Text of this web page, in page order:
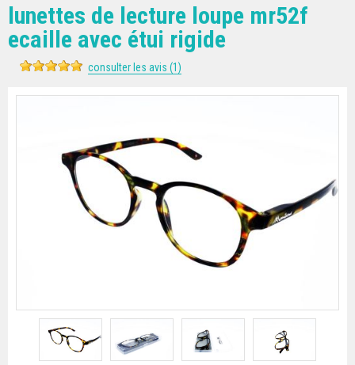
lunettes de lecture loupe mr52f
ecaille avec étui rigide
consulter les avis (1)